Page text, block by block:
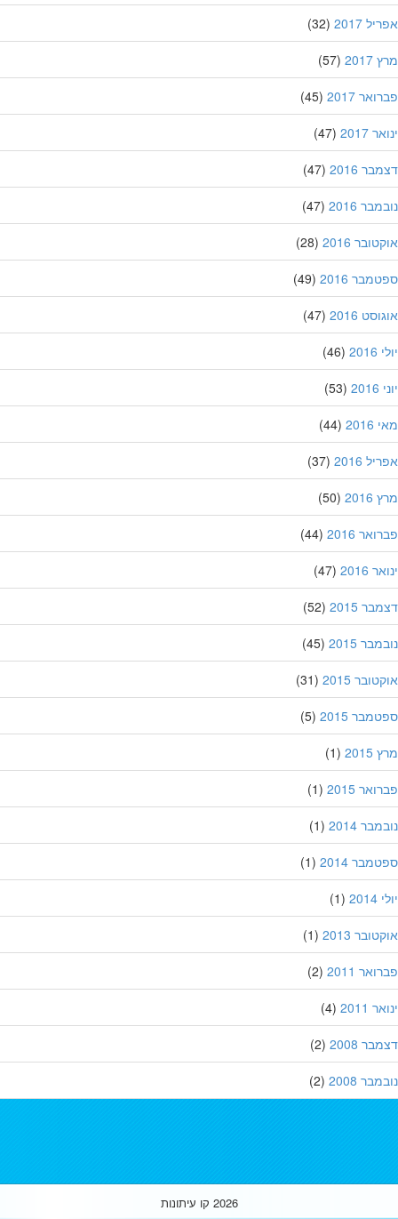
2017
(32)
(57)
2017
(45)
2017
(47)
2016
(47)
2016
(47)
2016
(28)
2016
(49)
2016
(47)
(46)
(53)
(44)
2016
(37)
(50)
2016
(44)
2016
(47)
2015
(52)
2015
(45)
2015
(31)
2015
(5)
(1)
2015
(1)
2014
(1)
2014
(1)
(1)
2013
(1)
2011
(2)
2011
(4)
2008
(2)
2008
(2)
2026 קו עיתונות